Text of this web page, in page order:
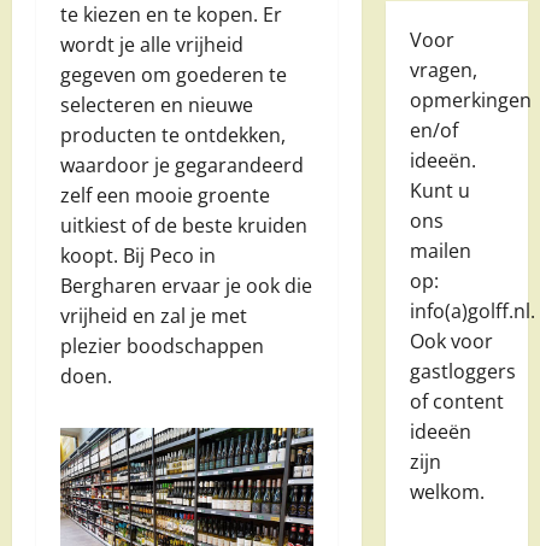
te kiezen en te kopen. Er
wordt je alle vrijheid
gegeven om goederen te
selecteren en nieuwe
producten te ontdekken,
waardoor je gegarandeerd
zelf een mooie groente
uitkiest of de beste kruiden
koopt. Bij Peco in
Bergharen ervaar je ook die
vrijheid en zal je met
plezier boodschappen
doen.
Voor
vragen,
opmerkingen
en/of
ideeën.
Kunt u
ons
mailen
op:
info(a)golff.nl.
Ook voor
gastloggers
of content
ideeën
zijn
welkom.